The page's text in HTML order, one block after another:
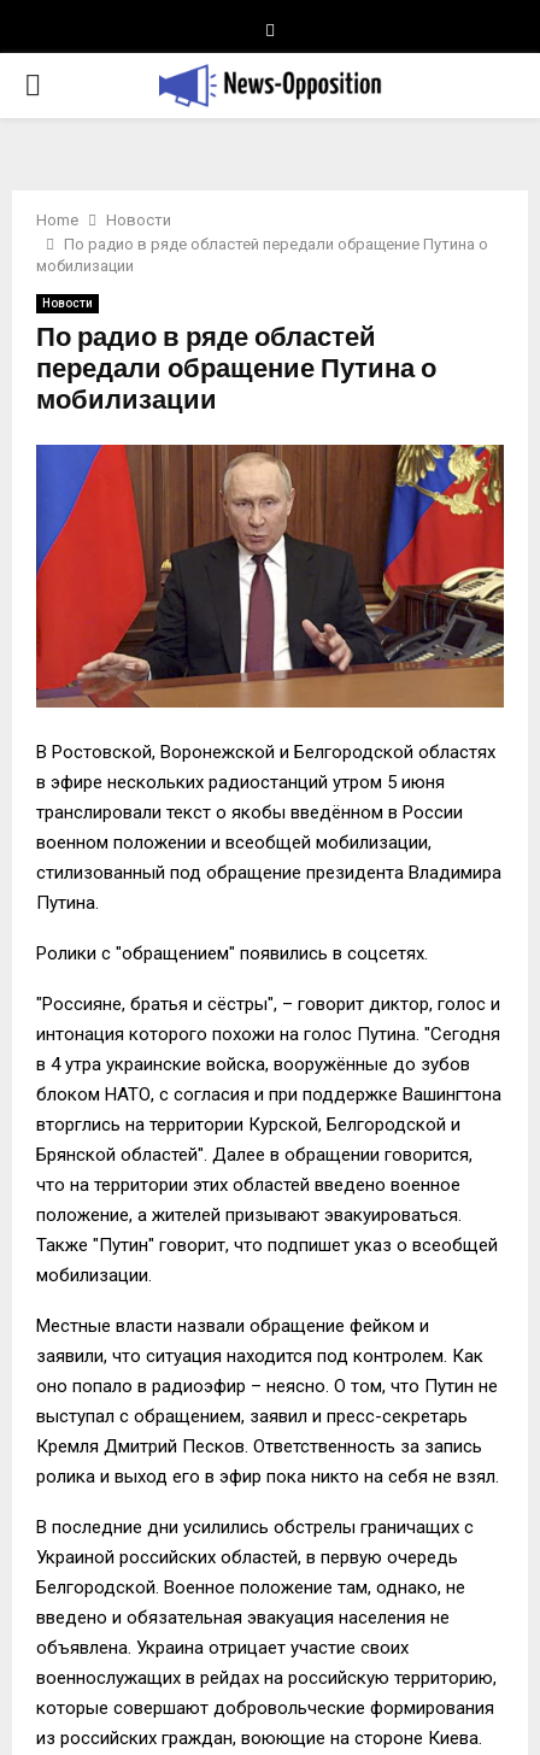
PRIMARY
Home
Новости
По радио в ряде областей передали обращение Путина о
мобилизации
Новости
По радио в ряде областей
передали обращение Путина о
мобилизации
В Ростовской, Воронежской и Белгородской областях
в эфире нескольких радиостанций утром 5 июня
транслировали текст о якобы введённом в России
военном положении и всеобщей мобилизации,
стилизованный под обращение президента Владимира
Путина.
Ролики с "обращением" появились в соцсетях.
"Россияне, братья и сёстры", – говорит диктор, голос и
интонация которого похожи на голос Путина. "Сегодня
в 4 утра украинские войска, вооружённые до зубов
блоком НАТО, с согласия и при поддержке Вашингтона
вторглись на территории Курской, Белгородской и
Брянской областей". Далее в обращении говорится,
что на территории этих областей введено военное
положение, а жителей призывают эвакуироваться.
Также "Путин" говорит, что подпишет указ о всеобщей
мобилизации.
Местные власти назвали обращение фейком и
заявили, что ситуация находится под контролем. Как
оно попало в радиоэфир – неясно. О том, что Путин не
выступал с обращением, заявил и пресс-секретарь
Кремля Дмитрий Песков. Ответственность за запись
ролика и выход его в эфир пока никто на себя не взял.
В последние дни усилились обстрелы граничащих с
Украиной российских областей, в первую очередь
Белгородской. Военное положение там, однако, не
введено и обязательная эвакуация населения не
объявлена. Украина отрицает участие своих
военнослужащих в рейдах на российскую территорию,
которые совершают добровольческие формирования
из российских граждан, воюющие на стороне Киева.